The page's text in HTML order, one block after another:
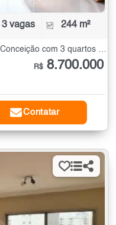
3 vagas 244 m²
R$ 8.700.000
Contatar